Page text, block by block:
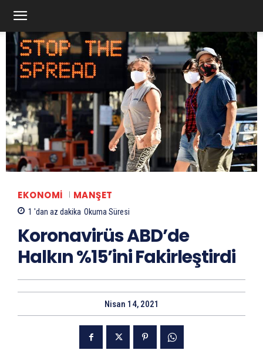
EKONOMI MANŞET
1 'dan az dakika Okuma Süresi
Koronavirüs ABD’de
Halkın %15’ini Fakirleştirdi
Nisan 14, 2021